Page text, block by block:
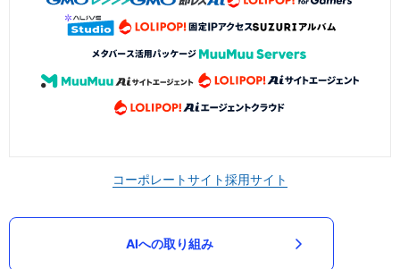
コーポレートサイト採用サイト
AIへの取り組み